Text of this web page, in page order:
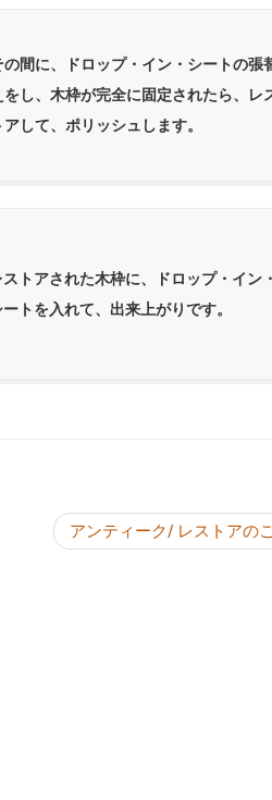
の間に、ドロップ・イン・シートの張
をし、木枠が完全に固定されたら、レ
アして、ポリッシュします。
ストアされた木枠に、ドロップ・イン・
ートを入れて、出来上がりです。
アンティーク/ レストアの